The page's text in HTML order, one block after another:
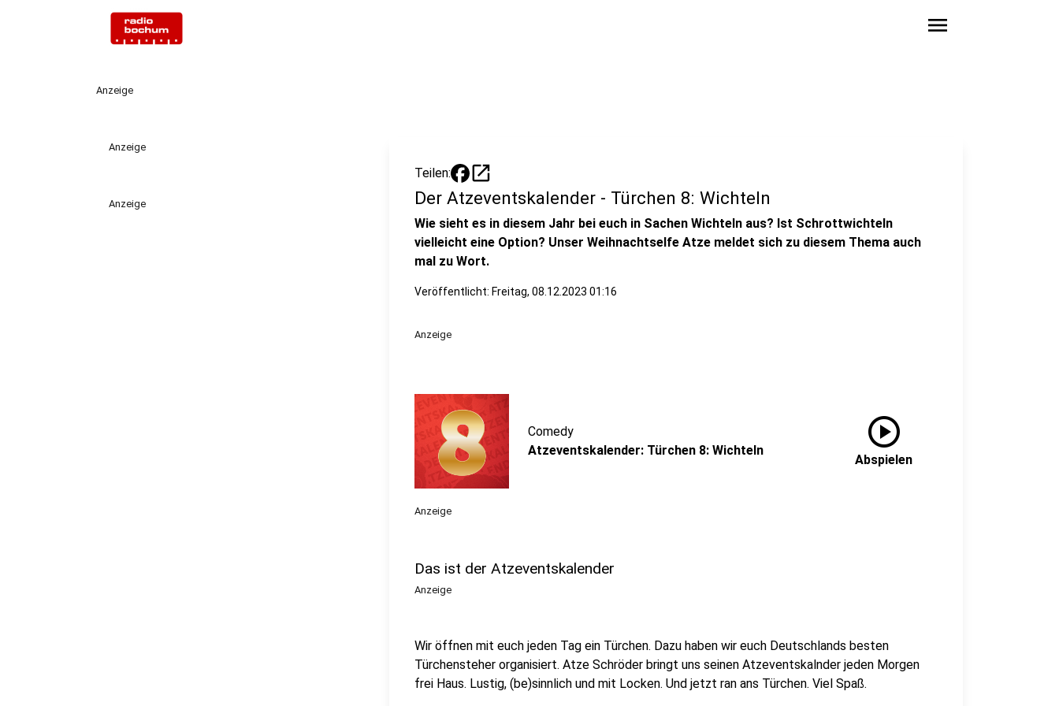
menu
Anzeige
Anzeige
Anzeige
Teilen: open_in_new
Der Atzeventskalender - Türchen 8: Wichteln
Wie sieht es in diesem Jahr bei euch in Sachen Wichteln aus? Ist Schrottwichteln
vielleicht eine Option? Unser Weihnachtselfe Atze meldet sich zu diesem Thema auch
mal zu Wort.
Veröffentlicht: Freitag, 08.12.2023 01:16
Anzeige
Comedy
Atzeventskalender: Türchen 8: Wichteln
play_circle
Abspielen
Anzeige
Das ist der Atzeventskalender
Anzeige
Wir öffnen mit euch jeden Tag ein Türchen. Dazu haben wir euch Deutschlands besten
Türchensteher organisiert. Atze Schröder bringt uns seinen Atzeventskalnder jeden Morgen
frei Haus. Lustig, (be)sinnlich und mit Locken. Und jetzt ran ans Türchen. Viel Spaß.